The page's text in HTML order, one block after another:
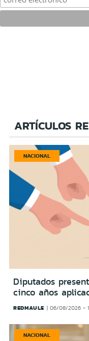
ARTÍCULOS
NACIONAL
Diputados
cinco años
REDMAULE 06/08/2026 -
NACIONAL